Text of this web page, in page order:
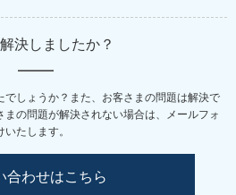
決しましたか？
でしょうか？また、お客さまの問題は解決で
まの問題が解決されない場合は、メールフォ
たします。
合わせはこちら